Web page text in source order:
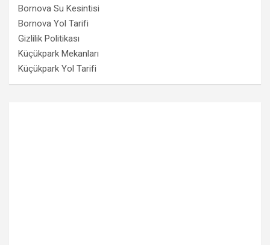
Bornova Su Kesintisi
Bornova Yol Tarifi
Gizlilik Politikası
Küçükpark Mekanları
Küçükpark Yol Tarifi